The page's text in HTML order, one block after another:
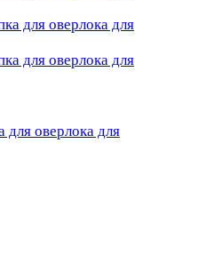
оверлока для